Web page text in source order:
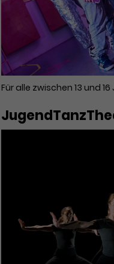
Für alle zwischen 13 und